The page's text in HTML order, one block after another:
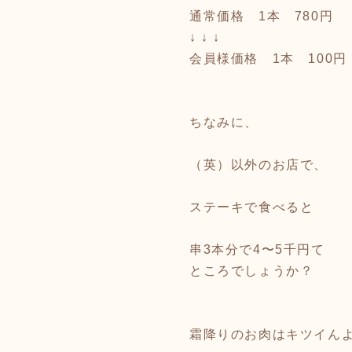
通常価格 1本 780円
↓ ↓ ↓
会員様価格 1本 100円
ちなみに、
（英）以外のお店で、
ステーキで食べると
串3本分で4〜5千円て
ところでしょうか？
霜降りのお肉はキツイん